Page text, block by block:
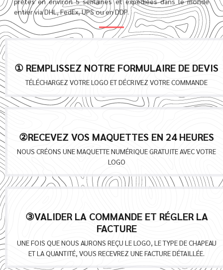
① REMPLISSEZ NOTRE FORMULAIRE DE DEVIS
TÉLÉCHARGEZ VOTRE LOGO ET DÉCRIVEZ VOTRE COMMANDE
②RECEVEZ VOS MAQUETTES EN 24 HEURES
NOUS CRÉONS UNE MAQUETTE NUMÉRIQUE GRATUITE AVEC VOTRE
LOGO
③VALIDER LA COMMANDE ET RÉGLER LA
FACTURE
UNE FOIS QUE NOUS AURONS REÇU LE LOGO, LE TYPE DE CHAPEAU